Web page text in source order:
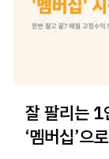
잘 팔리는 1
‘멤버십’으